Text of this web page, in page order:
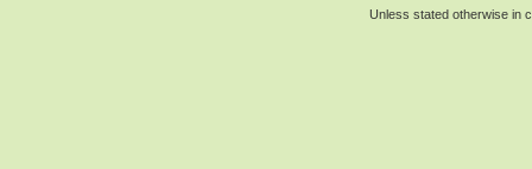
Unless stated otherwise